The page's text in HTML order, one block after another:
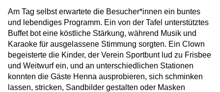
Kulturelle Teilhabe zum Anfassen: Besuch
im Naturkundemuseum
Fastenbrechen in Berlin-Zehlendorf: Ein
Abend in der Unterkunft Am Beelitzhof
Ein Winterfest für alle
Am Tag selbst erwartete die Besucher*innen ein buntes
und lebendiges Programm. Ein von der Tafel unterstütztes
Buffet bot eine köstliche Stärkung, während Musik und
Karaoke für ausgelassene Stimmung sorgten. Ein Clown
begeisterte die Kinder, der Verein Sportbunt lud zu Frisbee
und Weitwurf ein, und an unterschiedlichen Stationen
konnten die Gäste Henna ausprobieren, sich schminken
lassen, stricken, Sandbilder gestalten oder Masken